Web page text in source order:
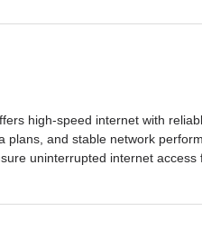
high-speed internet with
plans, and stable network
uninterrupted internet